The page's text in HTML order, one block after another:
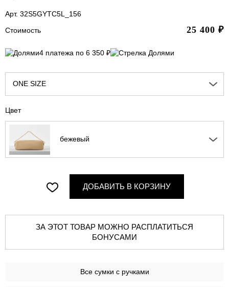
Арт. 32S5GYTC5L_156
Стоимость
25 400 ₽
4 платежа по 6 350 ₽
ONE SIZE
Цвет
бежевый
ДОБАВИТЬ В КОРЗИНУ
ЗА ЭТОТ ТОВАР МОЖНО РАСПЛАТИТЬСЯ
БОНУСАМИ
Все сумки с ручками